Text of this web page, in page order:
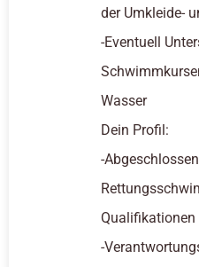
der Umkleide-
-Eventuell
Wasser
Dein Profil:
-
Qualifikationen
-